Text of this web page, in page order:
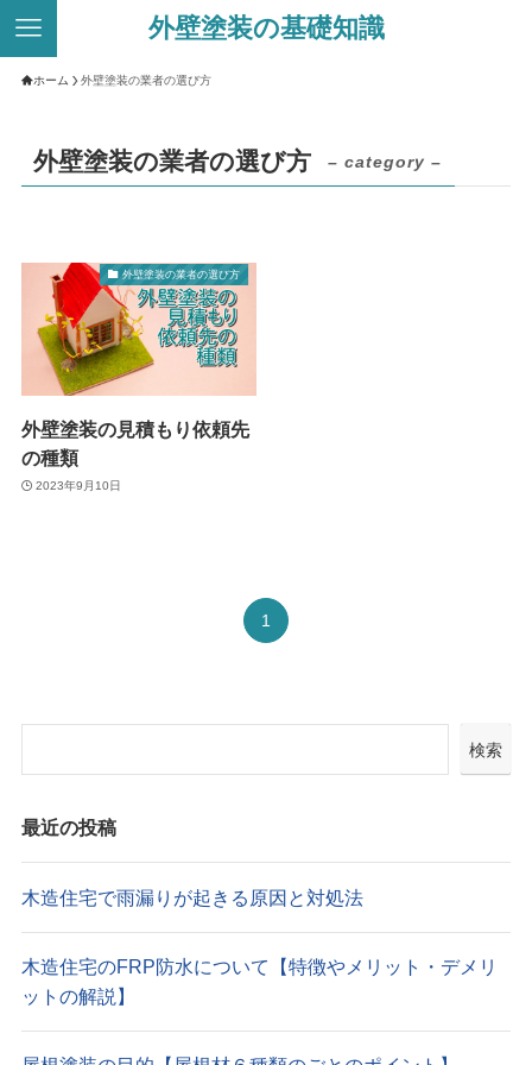
外壁塗装の基礎知識
ホーム 外壁塗装の業者の選び方
外壁塗装の業者の選び方 – category –
外壁塗装の業者の選び方
外壁塗装の見積もり依頼先
の種類
2023年9月10日
1
検索
最近の投稿
木造住宅で雨漏りが起きる原因と対処法
木造住宅のFRP防水について【特徴やメリット・デメリ
ットの解説】